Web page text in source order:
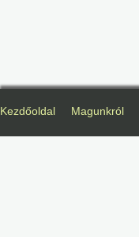
Kezdőoldal Magunkról